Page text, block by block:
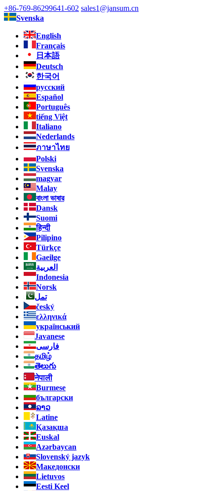
+86-769-86299641-602 sales1@jansum.cn
Svenska
English
Français
日本語
Deutsch
한국어
русский
Español
Português
tiếng Việt
Italiano
Nederlands
ภาษาไทย
Polski
Svenska
magyar
Malay
বাংলা ভাষার
Dansk
Suomi
हिन्दी
Pilipino
Türkçe
Gaeilge
العربية
Indonesia
Norsk‎
تمل
český
ελληνικά
український
Javanese
فارسی
தமிழ்
తెలుగు
नेपाली
Burmese
български
ລາວ
Latine
Қазақша
Euskal
Azərbaycan
Slovenský jazyk
Македонски
Lietuvos
Eesti Keel